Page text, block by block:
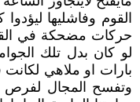
القوم وفاشليها
حركات مضحكة في
لو كان بدل تلك
بارات او ملاهي لكانت
وتفسح المجال لفرص